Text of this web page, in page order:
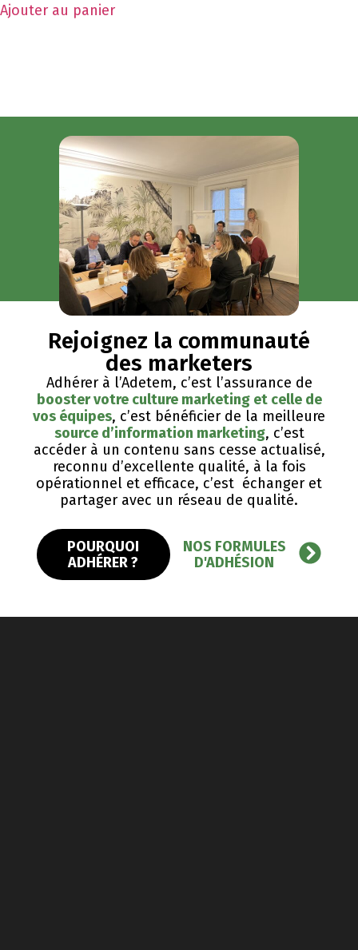
Ajouter au panier
Rejoignez la communauté
des marketers
Adhérer à l’Adetem, c’est l’assurance de
booster votre culture marketing et celle de
vos équipes, c’est bénéficier de la meilleure
source d’information marketing, c’est
accéder à un contenu sans cesse actualisé,
reconnu d’excellente qualité, ​à la fois
opérationnel et efficace, c’est échanger et
partager avec un réseau de qualité.
POURQUOI
ADHÉRER ?
NOS FORMULES
D'ADHÉSION